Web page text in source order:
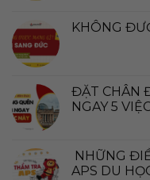
KHÔNG
ĐẶT CHÂN
NGAY 5
NHỮNG
APS DU